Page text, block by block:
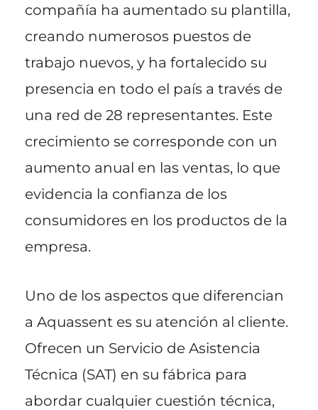
compañía ha aumentado su plantilla,
creando numerosos puestos de
trabajo nuevos, y ha fortalecido su
presencia en todo el país a través de
una red de 28 representantes. Este
crecimiento se corresponde con un
aumento anual en las ventas, lo que
evidencia la confianza de los
consumidores en los productos de la
empresa.
Uno de los aspectos que diferencian
a Aquassent es su atención al cliente.
Ofrecen un Servicio de Asistencia
Técnica (SAT) en su fábrica para
abordar cualquier cuestión técnica,